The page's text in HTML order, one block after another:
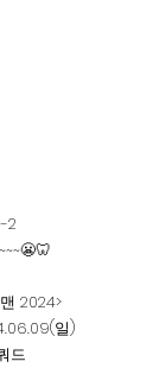
2
2024>
일)
드